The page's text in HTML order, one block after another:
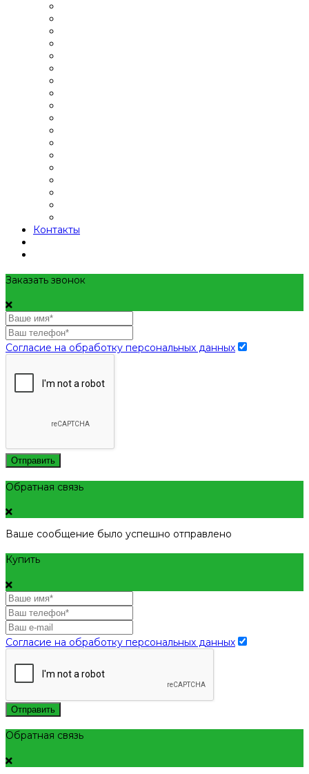
Контакты
Заказать звонок
Согласие на обработку персональных данных
Отправить
Обратная связь
Ваше сообщение было успешно отправлено
Купить
Согласие на обработку персональных данных
Отправить
Обратная связь